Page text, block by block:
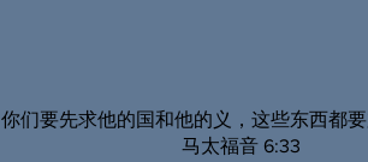
你们要先求他的国和他的义，这些东西都要
马太福音 6:33